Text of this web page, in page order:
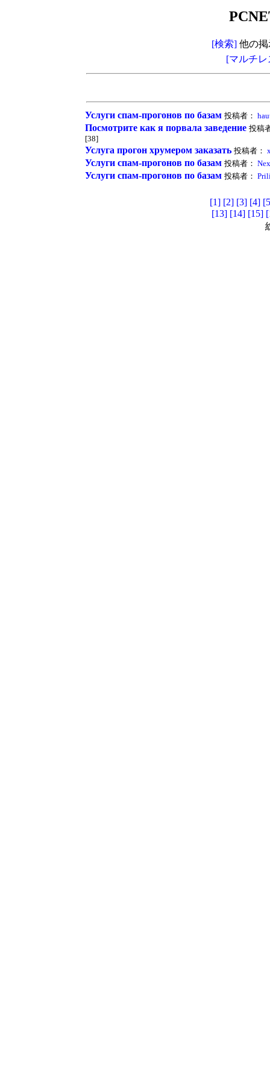
[検索] 他の
[マルチ
Услуги спам-прогонов по базам 投稿者：
Посмотрите как я порвала заведение 投稿
[38]
Услуга прогон хрумером заказать 投稿者：
Услуги спам-прогонов по базам 投稿者：
Услуги спам-прогонов по базам 投稿者：
[1] [2] [3] [4]
[13] [14] [15]